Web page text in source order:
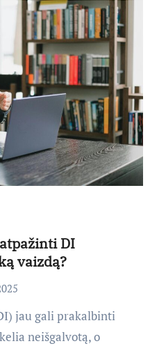
DI
vaizdą?
jau gali prakalbinti
neišgalvotą, o